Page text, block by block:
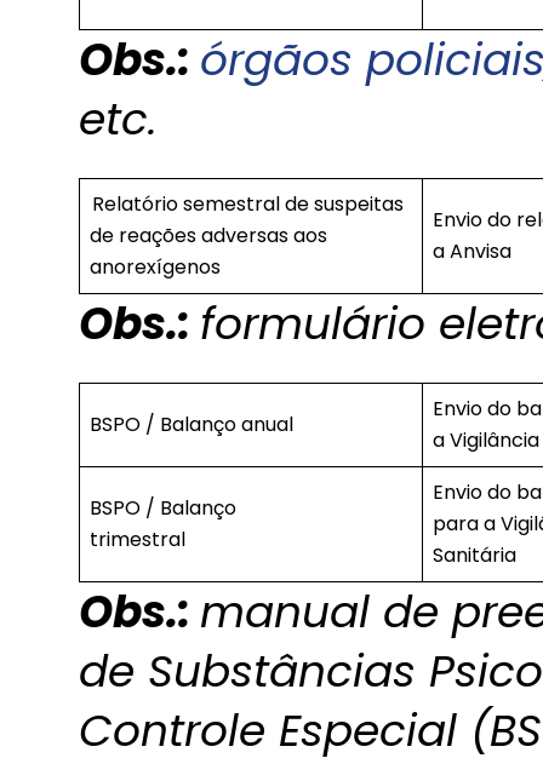
Obs.: órgãos
etc.
Relatório semestral de suspeitas
de reações adversas aos
anorexígenos
Envio do
a Anvisa
Obs.: formulário
BSPO / Balanço anual
Envio do
a
BSPO / Balanço
trimestral
Envio do
para a
Sanitária
Obs.: manual de
de Substâncias
Controle Especial